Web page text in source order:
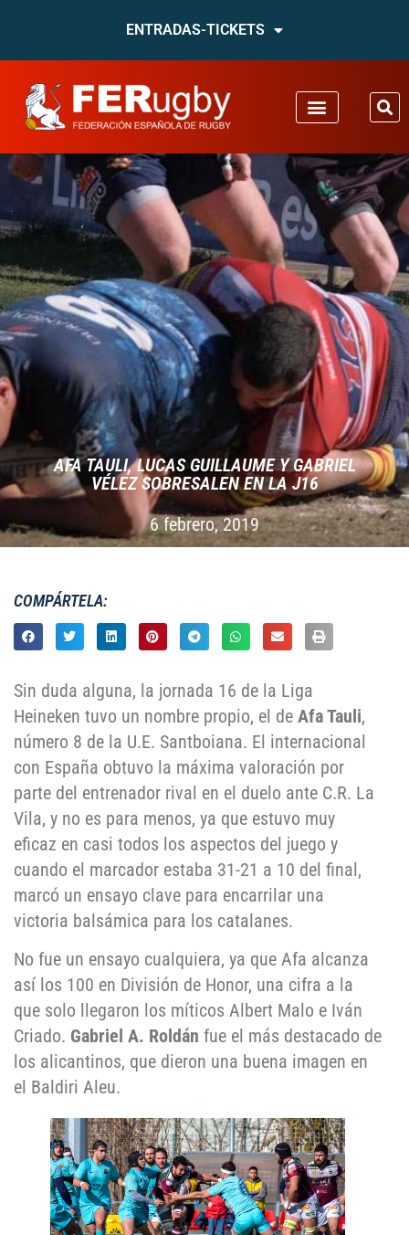
ENTRADAS-TICKETS
AFA TAULI, LUCAS GUILLAUME Y GABRIEL
VÉLEZ SOBRESALEN EN LA J16
6 febrero, 2019
COMPÁRTELA:
Sin duda alguna, la jornada 16 de la Liga
Heineken tuvo un nombre propio, el de Afa Tauli,
número 8 de la U.E. Santboiana. El internacional
con España obtuvo la máxima valoración por
parte del entrenador rival en el duelo ante C.R. La
Vila, y no es para menos, ya que estuvo muy
eficaz en casi todos los aspectos del juego y
cuando el marcador estaba 31-21 a 10 del final,
marcó un ensayo clave para encarrilar una
victoria balsámica para los catalanes.
No fue un ensayo cualquiera, ya que Afa alcanza
así los 100 en División de Honor, una cifra a la
que solo llegaron los míticos Albert Malo e Iván
Criado. Gabriel A. Roldán fue el más destacado de
los alicantinos, que dieron una buena imagen en
el Baldiri Aleu.